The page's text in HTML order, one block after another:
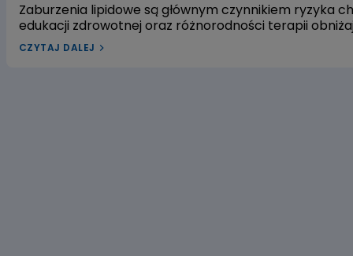
Zaburzenia lipidowe są głównym czynnikiem ryzyka
edukacji zdrowotnej oraz różnorodności terapii
leczenia dyslipidemii w Polsce pozostaje
dyslipidemią? W naszym artykule przyjrzymy się
CZYTAJ DALEJ